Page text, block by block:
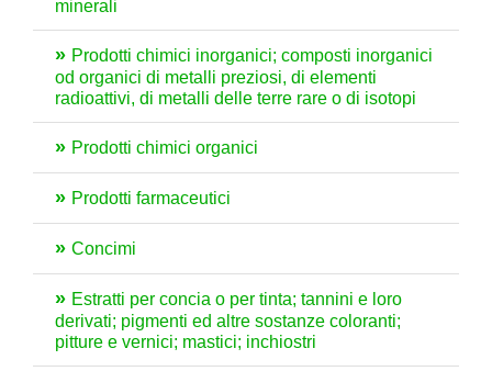
minerali
Prodotti chimici inorganici; composti inorganici
od organici di metalli preziosi, di elementi
radioattivi, di metalli delle terre rare o di isotopi
Prodotti chimici organici
Prodotti farmaceutici
Concimi
Estratti per concia o per tinta; tannini e loro
derivati; pigmenti ed altre sostanze coloranti;
pitture e vernici; mastici; inchiostri